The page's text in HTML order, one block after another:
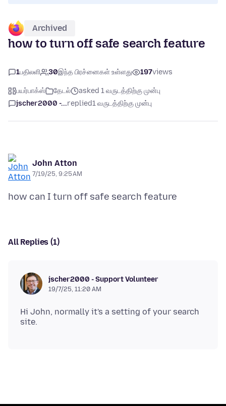
Archived
how to turn off safe search feature
1பதிலளி 30இந்த பிரச்னைகள் உள்ளது 197views
பயர்பாக்ஸ் தேடல்
asked 1 வருடத்திற்கு முன்பு
jscher2000 -...replied1 வருடத்திற்கு முன்பு
John Atton
7/19/25, 9:25 AM
All Replies (1)
jscher2000 - Support Volunteer
19/7/25, 11:20 AM
Hi John, normally it's a setting of your search